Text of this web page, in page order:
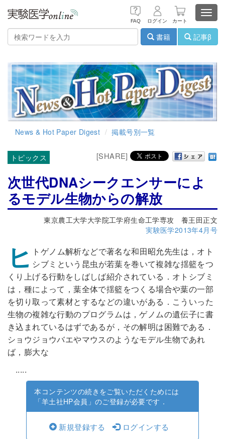
FAQ ログイン カート
書籍
記事β
News & Hot Paper Digest 掲載号別一覧
[SHARE]
トピックス
次世代DNAシークエンサーによ
るモデル生物からの解放
東京農工大学大学院工学府生命工学専攻 養王田正文
実験医学2013年4月号
ヒ トゲノム解析などで著名な和田昭允先生は，オト
シブミという昆虫が若葉を巻いて複雑な揺籃をつ
くり上げる行動をしばしば紹介されている．オトシブミ
は，種によって，葉全体で揺籃をつくる場合や葉の一部
を切り取って素材とするなどの違いがある．こういった
生物の複雑な行動のプログラムは，ゲノムの遺伝子に書
き込まれているはずであるが，その解明は困難である．
ショウジョウバエやマウスのようなモデル生物であれ
ば，膨大な
.....
本コンテンツの続きをご覧いただくためには
「羊土社HP会員」のご登録が必要です．
新規登録する ログインする